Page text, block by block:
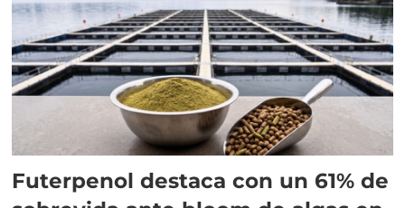
Futerpenol destaca con un 61% de